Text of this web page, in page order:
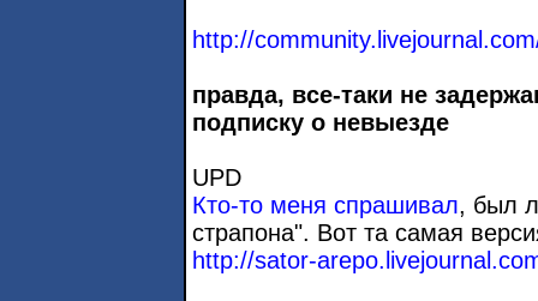
http://
правда, все-таки не
подписку о невыезде
UPD
Кто-то меня спрашивал, был
страпона". Вот та самая
http://sator-